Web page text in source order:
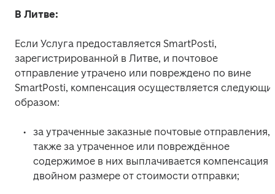
В Литве:
Если Услуга предоставляется SmartPosti,
зарегистрированной в Литве, и почтовое
отправление утрачено или повреждено по вине
SmartPosti, компенсация осуществляется
образом:
за утраченные заказные почтовые отправления,
также за утраченное или повреждённое
содержимое в них выплачивается компенсация
двойном размере от стоимости отправки;